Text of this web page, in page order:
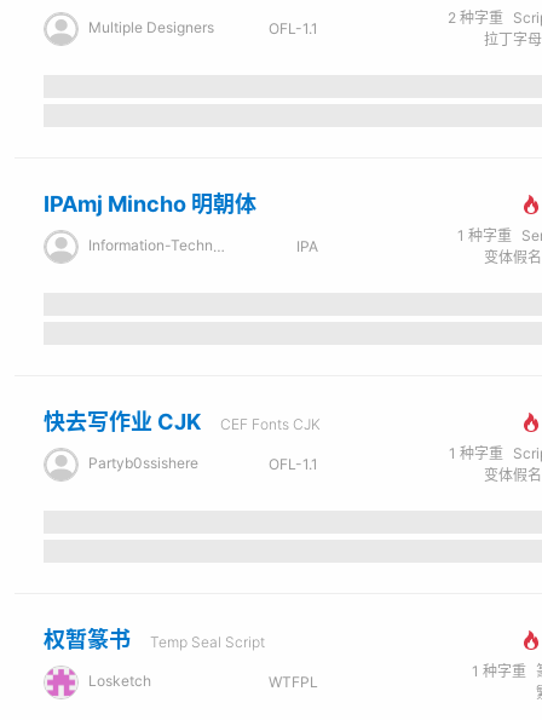
Multiple Designers OFL-1.1
2 种字重
IPAmj Mincho 明朝体
Information-Technology Promotion Agency IPA
1 种字重
快去写作业 CJK CEF Fonts CJK
Partyb0ssishere OFL-1.1
1 种字重
权暂篆书 Temp Seal Script
Losketch WTFPL
1 种字重